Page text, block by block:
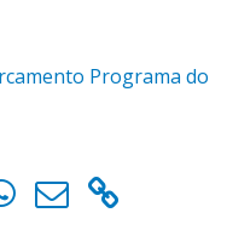
Programa do